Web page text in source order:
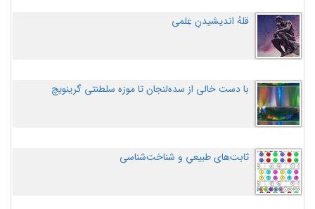
قلهُ اندیشیدنِ عِلمی
با دست خالی از سده‌لنجان تا موزه سلطنتی گرینویچ
ثابت‌های طبیعیِ و شناخت‌شناسی